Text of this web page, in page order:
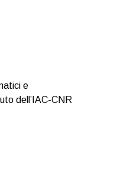
e
dell’IAC-CNR